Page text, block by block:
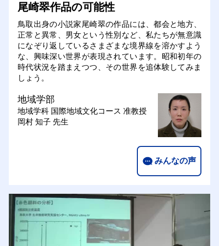
尾崎翠作品の可能性
鳥取出身の小説家尾崎翠の作品には、都会と地方、
正常と異常、男女という性別など、私たちが無意識
になぞり返しているさまざまな境界線を溶かすよう
な、興味深い世界が表現されています。昭和初年の
時代状況を踏まえつつ、その世界を追体験してみま
しょう。
地域学部
地域学科 国際地域文化コース 准教授
岡村 知子 先生
みんなの声